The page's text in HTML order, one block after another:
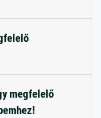
megfelelő